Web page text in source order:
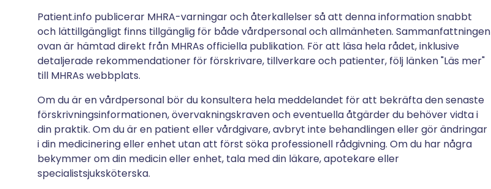
Patient.info publicerar MHRA-varningar och återkallelser så att denna information snabbt
och lättillgängligt finns tillgänglig för både vårdpersonal och allmänheten. Sammanfattningen
ovan är hämtad direkt från MHRAs officiella publikation. För att läsa hela rådet, inklusive
detaljerade rekommendationer för förskrivare, tillverkare och patienter, följ länken "Läs mer"
till MHRAs webbplats.
Om du är en vårdpersonal bör du konsultera hela meddelandet för att bekräfta den senaste
förskrivningsinformationen, övervakningskraven och eventuella åtgärder du behöver vidta i
din praktik. Om du är en patient eller vårdgivare, avbryt inte behandlingen eller gör ändringar
i din medicinering eller enhet utan att först söka professionell rådgivning. Om du har några
bekymmer om din medicin eller enhet, tala med din läkare, apotekare eller
specialistsjuksköterska.